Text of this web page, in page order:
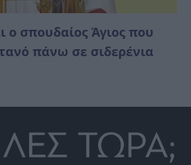
ο σπουδαίος Άγιος που
πάνω σε σιδερένια